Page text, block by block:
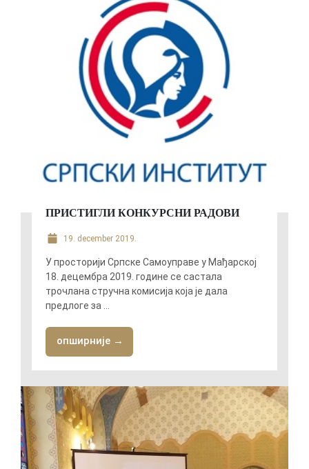
ПРИСТИГЛИ КОНКУРСНИ РАДОВИ
19. december 2019.
У просторији Српске Самоуправе у Мађарској
18. децембра 2019. године се састала
трочлана стручна комисија која је дала
предлоге за ...
опширније →